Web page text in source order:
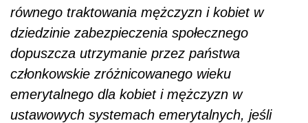
równego traktowania mężczyzn i kobiet w
dziedzinie zabezpieczenia społecznego
dopuszcza utrzymanie przez państwa
członkowskie zróżnicowanego wieku
emerytalnego dla kobiet i mężczyzn w
ustawowych systemach emerytalnych, jeśli